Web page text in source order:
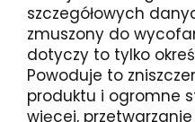
szczegółowych
zmuszony do
dotyczy to tylko
Powoduje to
produktu i ogromne
więcej,